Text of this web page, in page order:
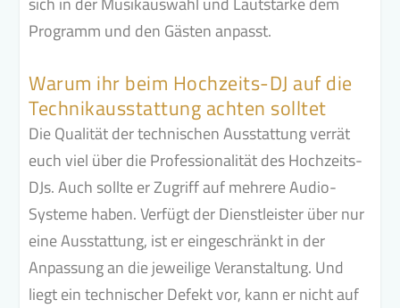
Programm und den Gästen anpasst.
Warum ihr beim Hochzeits-DJ auf die
Technikausstattung achten solltet
Die Qualität der technischen Ausstattung verrät
euch viel über die Professionalität des Hochzeits-
DJs. Auch sollte er Zugriff auf mehrere Audio-
Systeme haben. Verfügt der Dienstleister über nur
eine Ausstattung, ist er eingeschränkt in der
Anpassung an die jeweilige Veranstaltung. Und
liegt ein technischer Defekt vor, kann er nicht auf